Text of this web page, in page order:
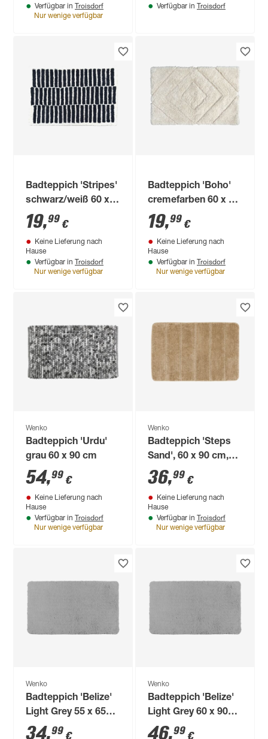
Verfügbar in Troisdorf
Nur wenige verfügbar
Verfügbar in Troisdorf
Badteppich 'Stripes'
schwarz/weiß 60 x
90 cm
19,99 €
Keine Lieferung nach
Hause
Verfügbar in Troisdorf
Nur wenige verfügbar
Badteppich 'Boho'
cremefarben 60 x 90
cm
19,99 €
Keine Lieferung nach
Hause
Verfügbar in Troisdorf
Nur wenige verfügbar
Wenko
Badteppich 'Urdu'
grau 60 x 90 cm
54,99 €
Keine Lieferung nach
Hause
Verfügbar in Troisdorf
Nur wenige verfügbar
Wenko
Badteppich 'Steps
Sand', 60 x 90 cm,
Mikrofaser, beige
36,99 €
Keine Lieferung nach
Hause
Verfügbar in Troisdorf
Nur wenige verfügbar
Wenko
Badteppich 'Belize'
Light Grey 55 x 65
cm
34,99 €
Wenko
Badteppich 'Belize'
Light Grey 60 x 90
cm
46,99 €